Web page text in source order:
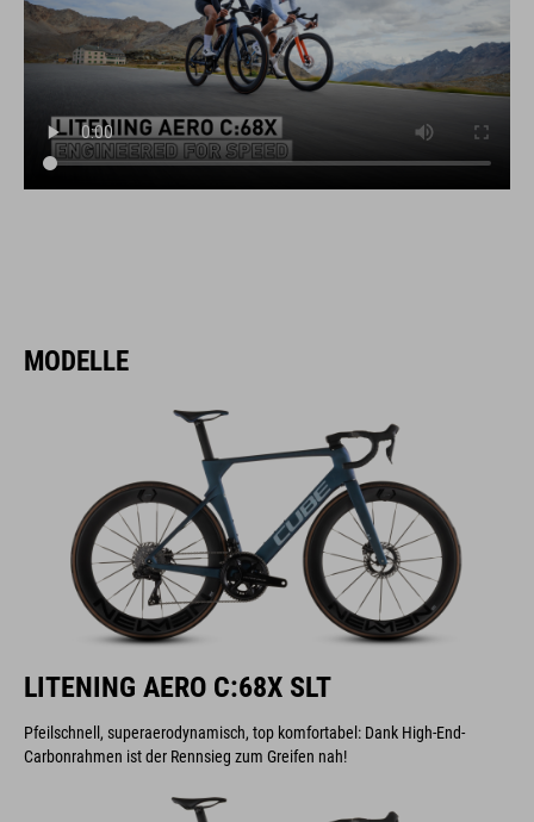
MODELLE
LITENING AERO C:68X SLT
Pfeilschnell, superaerodynamisch, top komfortabel: Dank High-End-
Carbonrahmen ist der Rennsieg zum Greifen nah!